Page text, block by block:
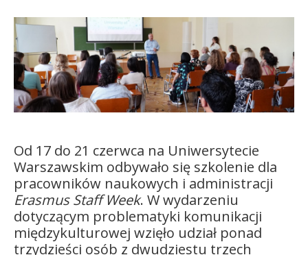
Kandydat
Absolwent
Od 17 do 21 czerwca na Uniwersytecie
Warszawskim odbywało się szkolenie dla
pracowników naukowych i administracji
Erasmus Staff Week. W wydarzeniu
dotyczącym problematyki komunikacji
międzykulturowej wzięło udział ponad
trzydzieści osób z dwudziestu trzech